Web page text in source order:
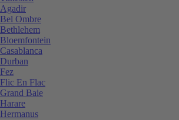
Agadir
Bel Ombre
Bethlehem
Bloemfontein
Casablanca
Durban
Fez
Flic En Flac
Grand Baie
Harare
Hermanus